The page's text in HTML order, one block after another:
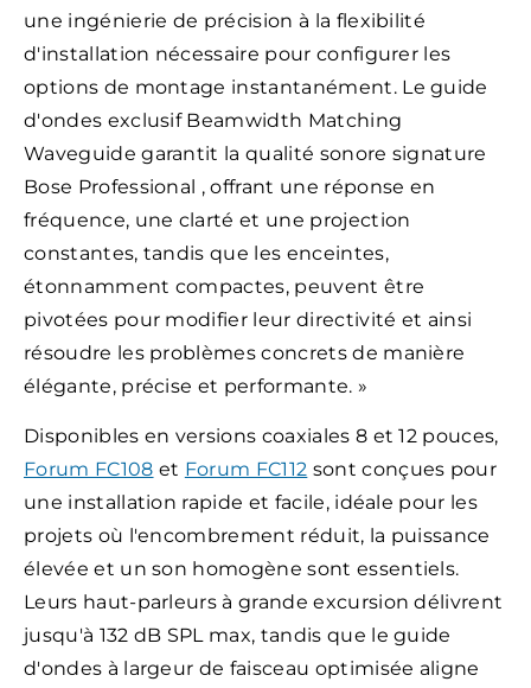
une ingénierie de précision à la flexibilité
d'installation nécessaire pour configurer les
options de montage instantanément. Le guide
d'ondes exclusif Beamwidth Matching
Waveguide garantit la qualité sonore signature
Bose Professional , offrant une réponse en
fréquence, une clarté et une projection
constantes, tandis que les enceintes,
étonnamment compactes, peuvent être
pivotées pour modifier leur directivité et ainsi
résoudre les problèmes concrets de manière
élégante, précise et performante. »
Disponibles en versions coaxiales 8 et 12 pouces,
Forum FC108 et Forum FC112 sont conçues pour
une installation rapide et facile, idéale pour les
projets où l'encombrement réduit, la puissance
élevée et un son homogène sont essentiels.
Leurs haut-parleurs à grande excursion délivrent
jusqu'à 132 dB SPL max, tandis que le guide
d'ondes à largeur de faisceau optimisée aligne